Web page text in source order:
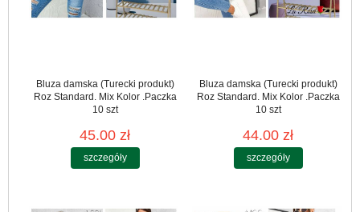
Bluza damska (Turecki produkt)
Roz Standard. Mix Kolor .Paczka
10 szt
45.00 zł
szczegóły
Bluza damska (Turecki produkt)
Roz Standard. Mix Kolor .Paczka
10 szt
44.00 zł
szczegóły